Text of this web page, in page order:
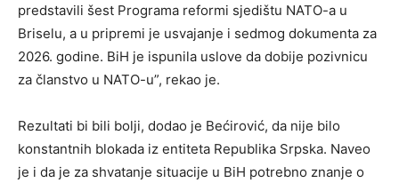
predstavili šest Programa reformi sjedištu NATO-a u
Briselu, a u pripremi je usvajanje i sedmog dokumenta za
2026. godine. BiH je ispunila uslove da dobije pozivnicu
za članstvo u NATO-u”, rekao je.
Rezultati bi bili bolji, dodao je Bećirović, da nije bilo
konstantnih blokada iz entiteta Republika Srpska. Naveo
je i da je za shvatanje situacije u BiH potrebno znanje o